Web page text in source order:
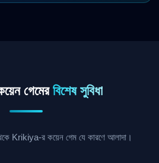
গেমের বিশেষ সুবিধা
Krikiya-র কয়েন গেম যে কারণে আলাদা।